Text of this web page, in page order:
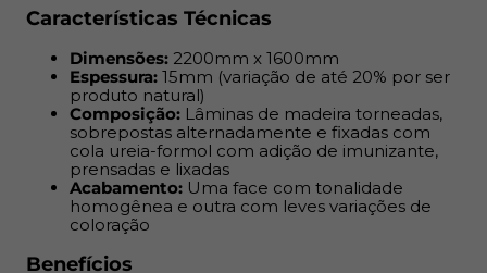
durabilidade das fixações
- Resistente à umidade, comparado com chapas de
madeira comuns
- Versatilidade para uso em diferentes tipos de projetos
internos de marcenaria
Indicações
Indicado para a produção de estruturas de móveis,
divisórias, painéis e itens artesanais, como brinquedos,
que necessitam de um material resistente e durável.
Características Técnicas
Dimensões: 2200mm x 1600mm
Espessura: 15mm (variação de até 20% por ser
produto natural)
Composição: Lâminas de madeira torneadas,
sobrepostas alternadamente e fixadas com
cola ureia-formol com adição de imunizante,
prensadas e lixadas
Acabamento: Uma face com tonalidade
homogênea e outra com leves variações de
coloração
Benefícios